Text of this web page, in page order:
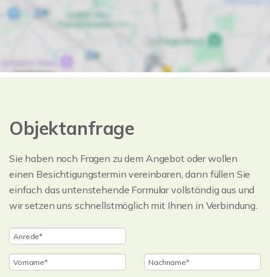
Objektanfrage
Sie haben noch Fragen zu dem Angebot oder wollen
einen Besichtigungstermin vereinbaren, dann füllen Sie
einfach das untenstehende Formular vollständig aus und
wir setzen uns schnellstmöglich mit Ihnen in Verbindung.